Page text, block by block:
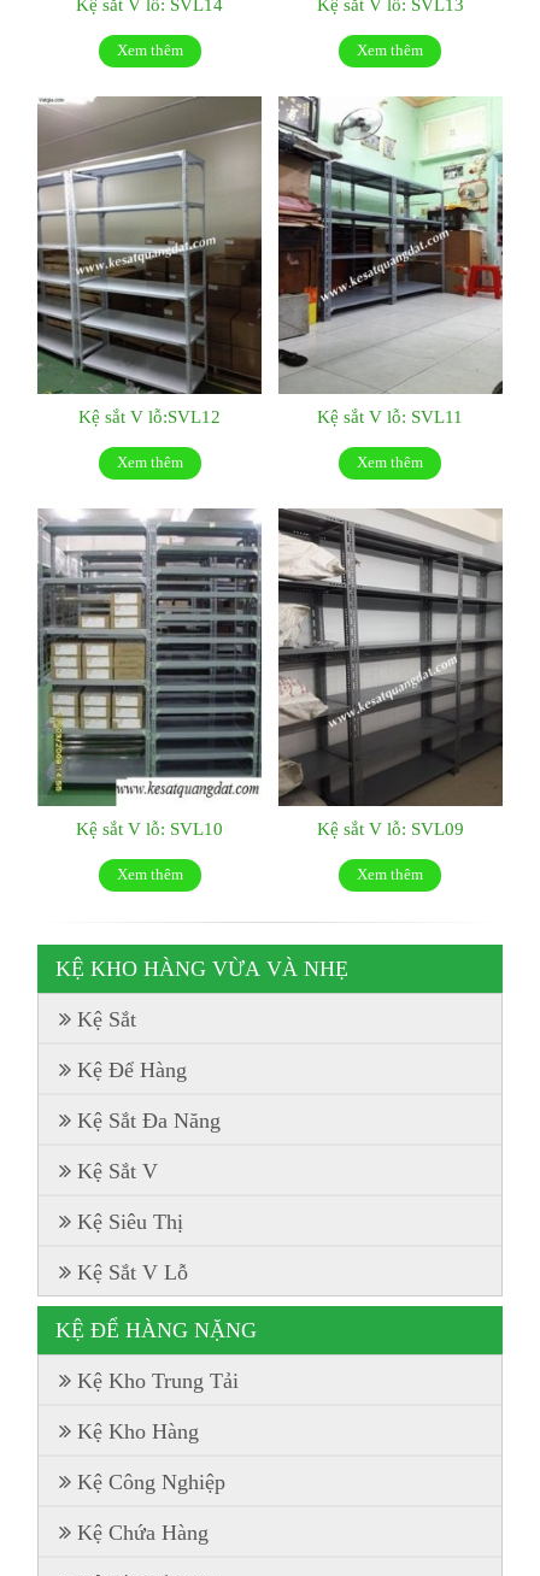
Kệ sắt V lỗ: SVL14
Xem thêm
Kệ sắt V lỗ: SVL13
Xem thêm
Kệ sắt V lỗ:SVL12
Xem thêm
Kệ sắt V lỗ: SVL11
Xem thêm
Kệ sắt V lỗ: SVL10
Xem thêm
Kệ sắt V lỗ: SVL09
Xem thêm
KỆ KHO HÀNG VỪA VÀ NHẸ
Kệ Sắt
Kệ Để Hàng
Kệ Sắt Đa Năng
Kệ Sắt V
Kệ Siêu Thị
Kệ Sắt V Lỗ
KỆ ĐỂ HÀNG NẶNG
Kệ Kho Trung Tải
Kệ Kho Hàng
Kệ Công Nghiệp
Kệ Chứa Hàng